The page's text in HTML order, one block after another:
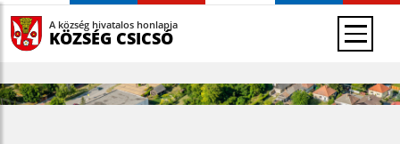
A község hivatalos honlapja
KÖZSÉG CSICSÓ